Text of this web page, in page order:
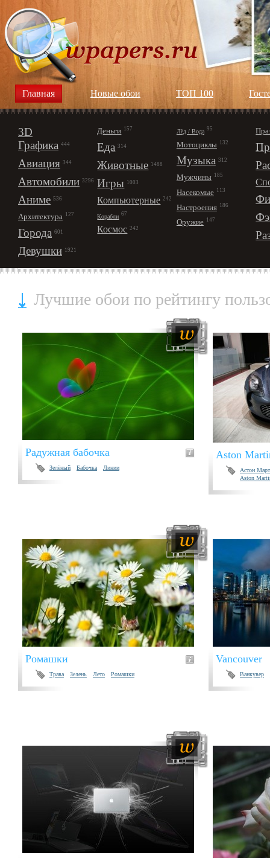
Главная Новые обои ТОП 100
3D
Графика 444
Авиация 344
Автомобили 3296
Аниме 536
Архитектура 127
Города 601
Девушки 1921
Деньги 157
Еда 314
Животные 1488
Игры 1003
Компьютерные 242
Корабли 67
Космос 242
Лёд / Вода 95
Мотоциклы 132
Музыка 312
Мужчины 185
Насекомые 113
Настроения 186
Оружие 147
Лучшие обои по рейтингу
Радужная бабочка
Зелёный Бабочка Линии
Aston
Астон
Aston
Ромашки
Трава Зелень Лето Ромашки
Vancouver
Ванкувер